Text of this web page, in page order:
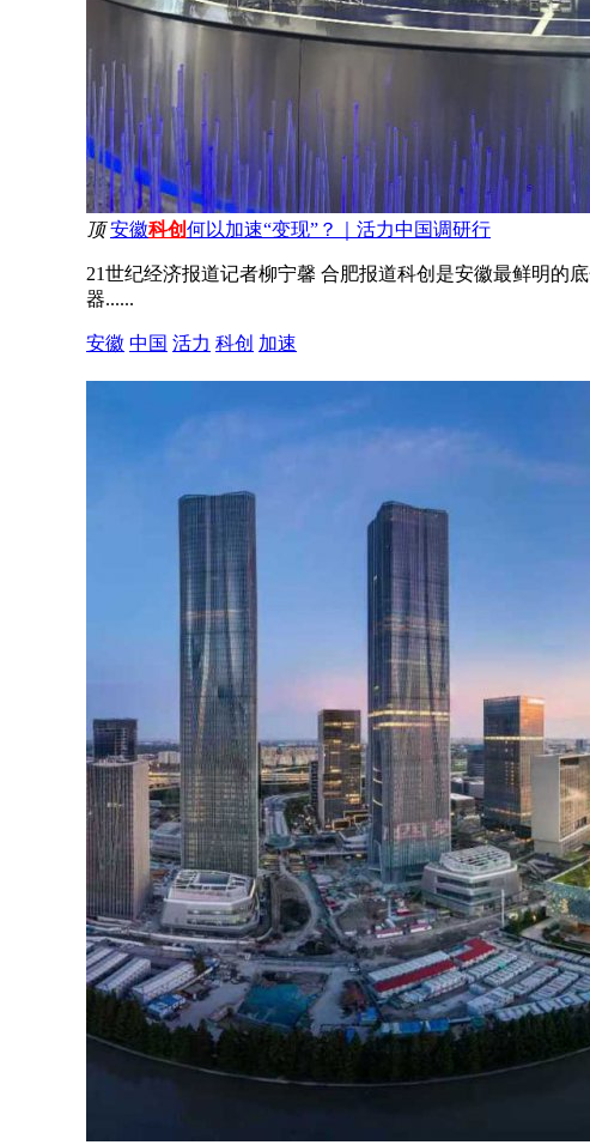
顶 安徽科创何以加速“变现”？｜活力中国调研行
21世纪经济报道记者柳宁馨 合肥报道科创是安徽最鲜明的
器......
安徽 中国 活力 科创 加速